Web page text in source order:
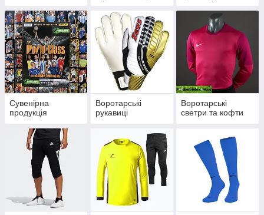
Сувенірна
продукція
Воротарські
рукавиці
Воротарські
светри та кофти